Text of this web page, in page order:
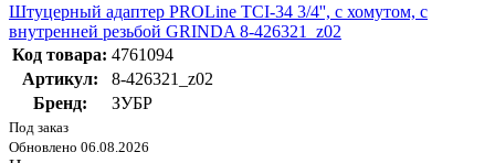
Штуцерный адаптер PROLine TСI-34 3/4'', с хомутом, с
внутренней резьбой GRINDA 8-426321_z02
Код товара: 4761094
Артикул:
8-426321_z02
Бренд:
ЗУБР
Под заказ
Обновлено 06.08.2026